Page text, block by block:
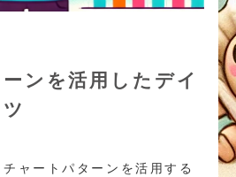
ンを活用したデイ
ャートパターンを活用する